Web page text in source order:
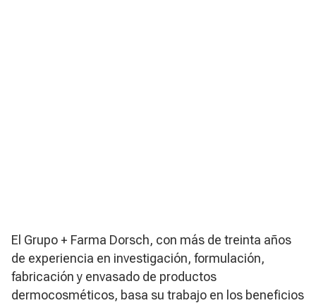
El Grupo + Farma Dorsch, con más de treinta años
de experiencia en investigación, formulación,
fabricación y envasado de productos
dermocosméticos, basa su trabajo en los beneficios